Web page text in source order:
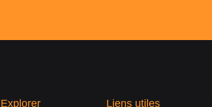
Explorer Liens utiles